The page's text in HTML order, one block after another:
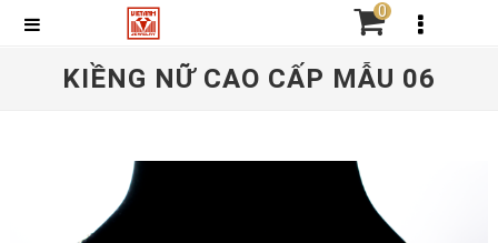
0
KIỀNG NỮ CAO CẤP MẪU 06